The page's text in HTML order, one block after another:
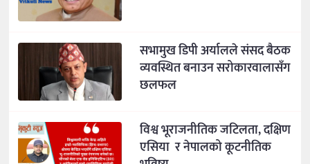
सभामुख डिपी अर्यालले संसद बैठक
व्यवस्थित बनाउन सरोकारवालासँग
छलफल
विश्व भूराजनीतिक जटिलता, दक्षिण
एसिया र नेपालको कूटनीतिक